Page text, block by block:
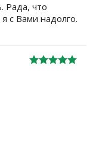
Рада, что
с Вами надолго.